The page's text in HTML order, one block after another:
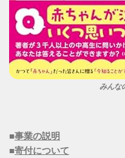
みんな
■事業の説明
■寄付について